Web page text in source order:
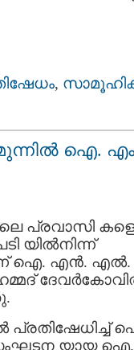
,
ഐ.
പ്രവാസി
യില്‍നിന്ന്
ഐ. എന്‍. എല്‍.
പ്രതിഷേധിച്ച്
യായ ഐ.